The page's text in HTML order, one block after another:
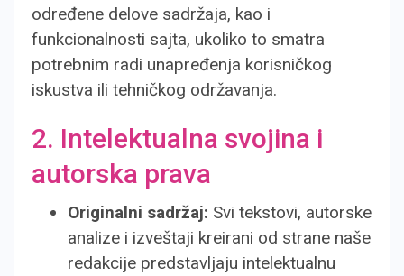
određene delove sadržaja, kao i
funkcionalnosti sajta, ukoliko to smatra
potrebnim radi unapređenja korisničkog
iskustva ili tehničkog održavanja.
2. Intelektualna svojina i
autorska prava
Originalni sadržaj: Svi tekstovi, autorske
analize i izveštaji kreirani od strane naše
redakcije predstavljaju intelektualnu